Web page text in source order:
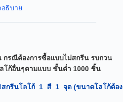
อธิบาย
กรณีต้องการซื้อแบบไม่สกรีน รบกวน
โก้อื่นๆตามแบบ ขั้นต่ำ 1000 ชิ้น
สกรีนโลโก้ 1 สี 1 จุด (ขนาดโลโก้ต้อง